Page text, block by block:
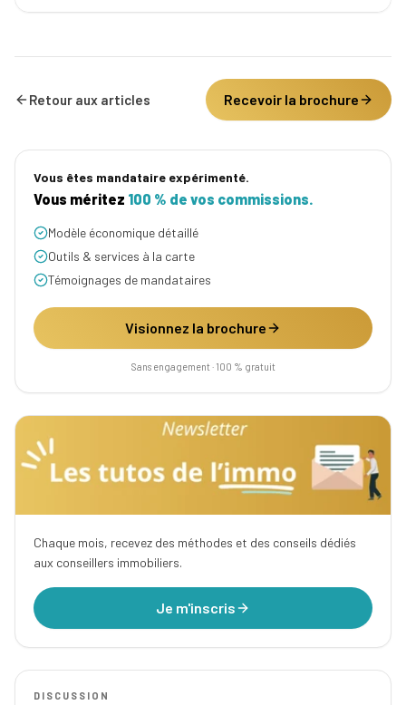
Retour aux articles Recevoir la brochure
Vous êtes mandataire expérimenté.
Vous méritez 100 % de vos commissions.
Modèle économique détaillé
Outils & services à la carte
Témoignages de mandataires
Visionnez la brochure
Sans engagement · 100 % gratuit
Chaque mois, recevez des méthodes et des conseils dédiés
aux conseillers immobiliers.
Je m'inscris
DISCUSSION